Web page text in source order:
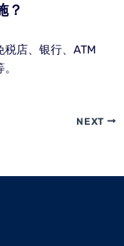
？
店、银行、ATM
NEXT